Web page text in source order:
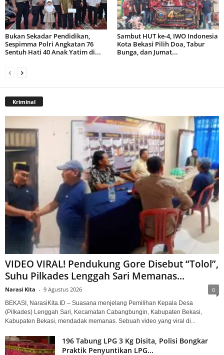
Bukan Sekadar Pendidikan,
Sespimma Polri Angkatan 76
Sentuh Hati 40 Anak Yatim di...
Sambut HUT ke-4, IWO Indonesia
Kota Bekasi Pilih Doa, Tabur
Bunga, dan Jumat...
Kriminal
VIDEO VIRAL! Pendukung Gore Disebut “Tolol”,
Suhu Pilkades Lenggah Sari Memanas...
Narasi Kita - 9 Agustus 2026 0
BEKASI, NarasiKita.ID – Suasana menjelang Pemilihan Kepala Desa
(Pilkades) Lenggah Sari, Kecamatan Cabangbungin, Kabupaten Bekasi,
Kabupaten Bekasi, mendadak memanas. Sebuah video yang viral di...
196 Tabung LPG 3 Kg Disita, Polisi Bongkar
Praktik Penyuntikan LPG...